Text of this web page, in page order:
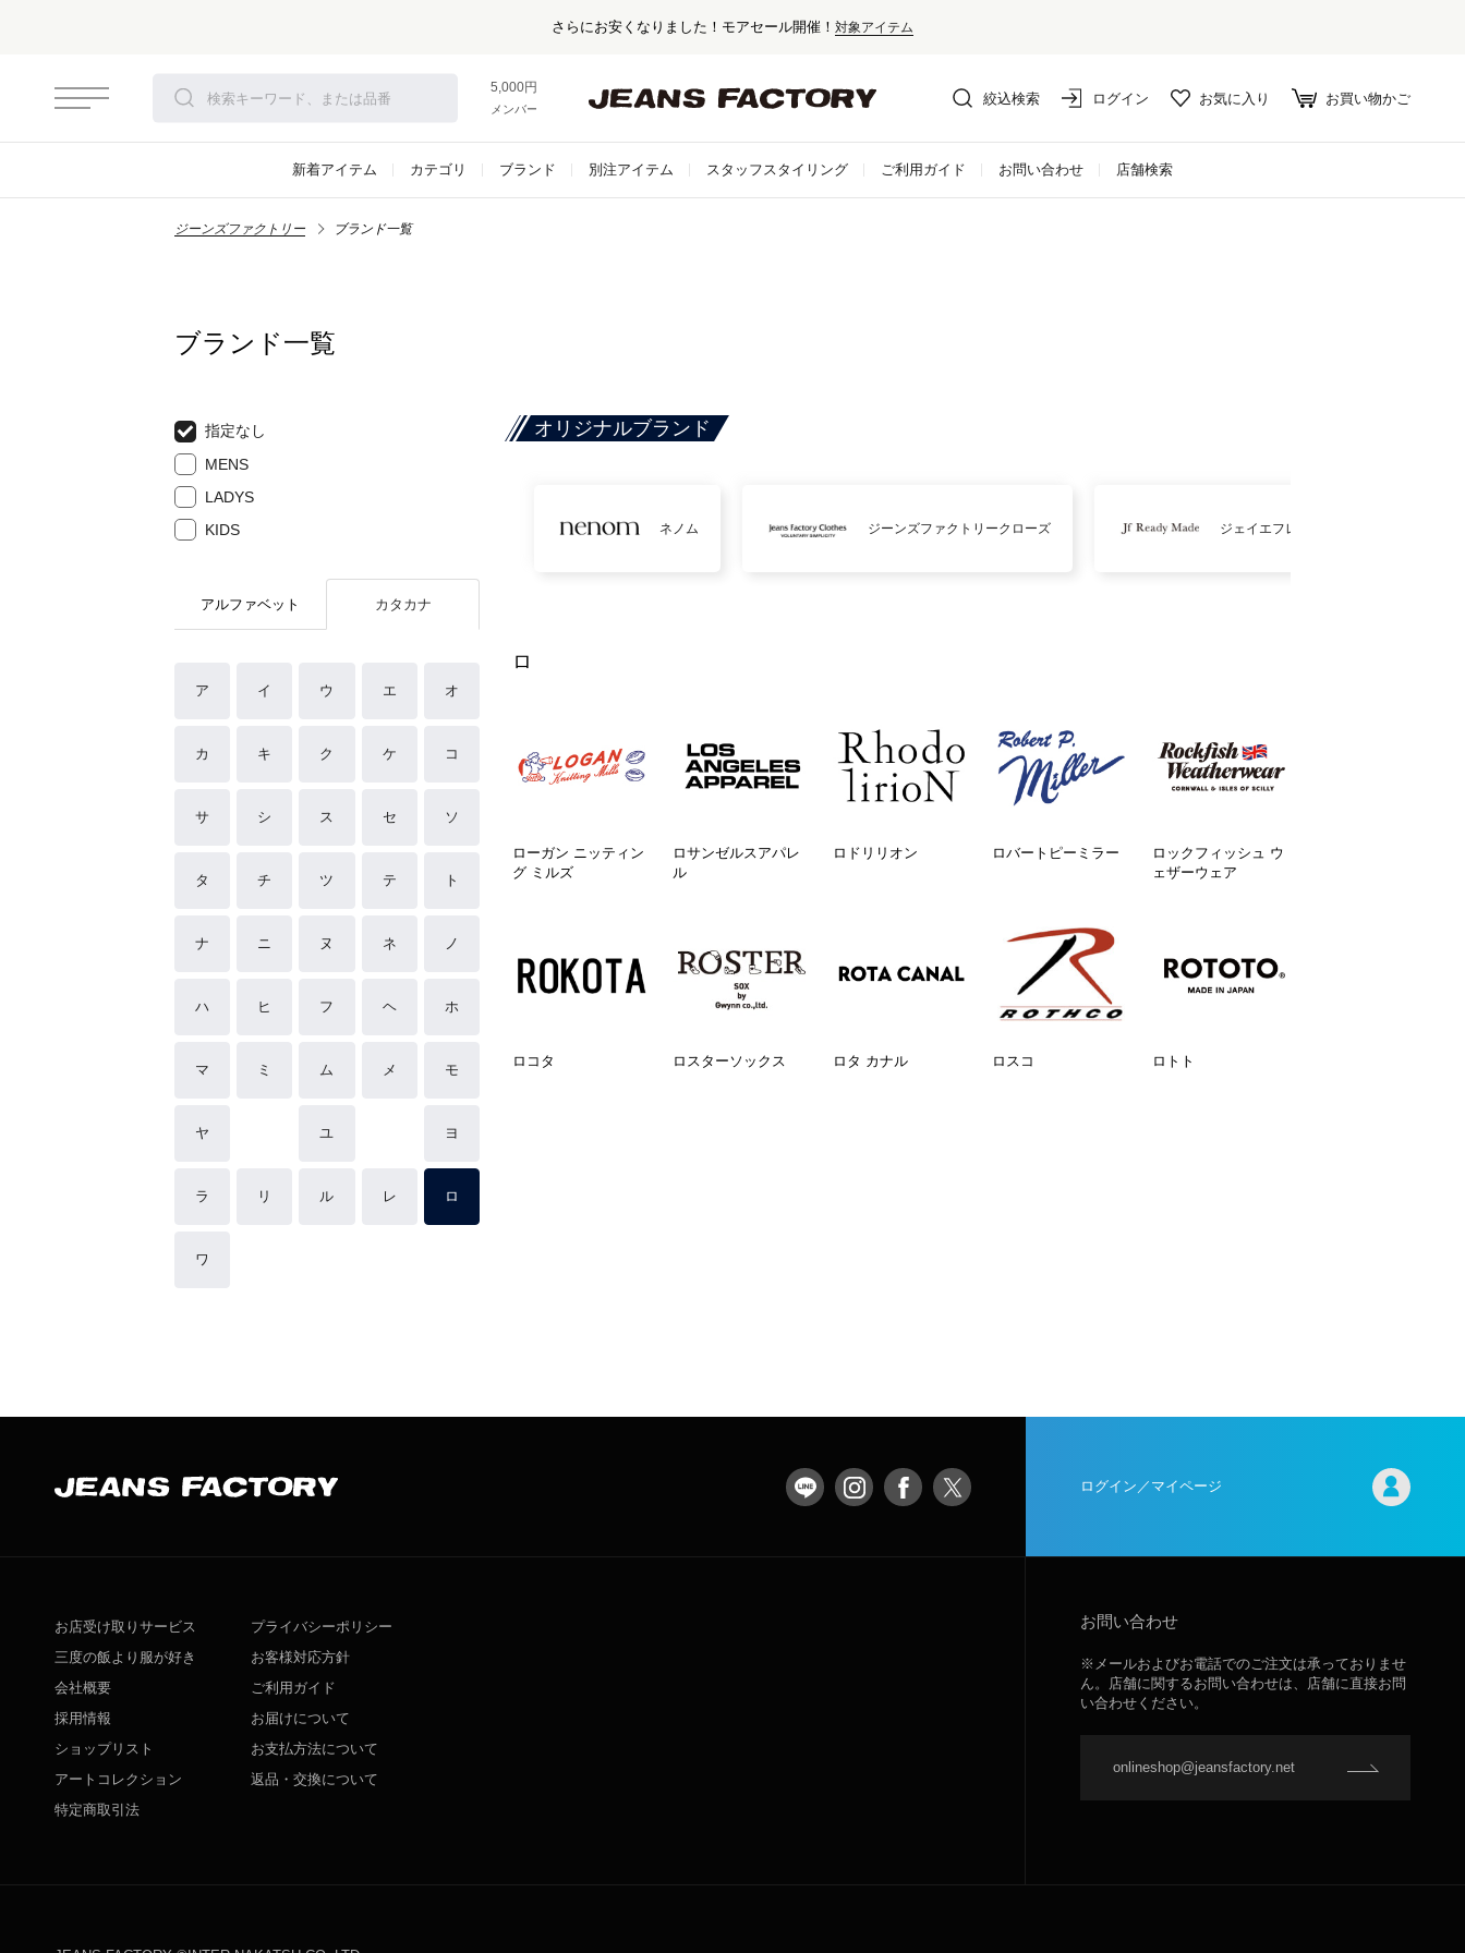
さらにお安くなりました！モアセール開催！ 対象アイテム
5,000円以上お買い上げで送料無料！
メンバー登録でお得な情報をゲット。さらに詳しく
絞込検索 ログイン お気に入り お買い物かご
新着アイテム カテゴリ ブランド 別注アイテム スタッフスタイリング ご利用ガイド お問い合わせ 店舗検索
ジーンズファクトリー ブランド一覧
ブランド一覧
指定なし
MENS
LADYS
KIDS
アルファベット カタカナ
ア イ ウ エ オ
カ キ ク ケ コ
サ シ ス セ ソ
タ チ ツ テ ト
ナ ニ ヌ ネ ノ
ハ ヒ フ ヘ ホ
マ ミ ム メ モ
ヤ ユ ヨ
ラ リ ル レ ロ
ワ
オリジナルブランド
ネノム ジーンズファクトリークローズ ジェイエフレディメイド
ロ
ローガン ニッティン
グ ミルズ
ロサンゼルスアパレ
ル
ロドリリオン ロバートピーミラー
ロックフィッシュ ウ
ェザーウェア
ロコタ ロスターソックス ロタ カナル ロスコ ロトト
ログイン／マイページ
お店受け取りサービス
三度の飯より服が好き
会社概要
採用情報
ショップリスト
アートコレクション
特定商取引法
プライバシーポリシー
お客様対応方針
ご利用ガイド
お届けについて
お支払方法について
返品・交換について
お問い合わせ
※メールおよびお電話でのご注文は承っておりませ
ん。店舗に関するお問い合わせは、店舗に直接お問
い合わせください。
onlineshop@jeansfactory.net